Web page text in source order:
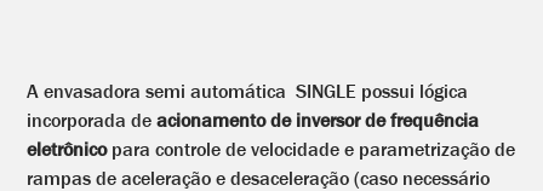
25
galões /
hora
A envasadora semi automática SINGLE possui lógica
incorporada de acionamento de inversor de frequência
eletrônicopara controle de velocidade e parametrização de
rampas de aceleração e desaceleração (caso necessário